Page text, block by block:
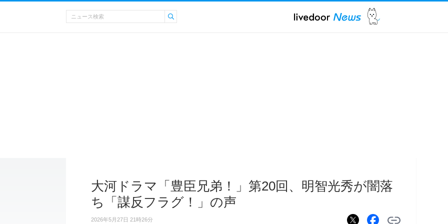
大河ドラマ「豊臣兄弟！」第20回、明智光秀が闇落
ち「謀反フラグ！」の声
2026年5月27日 21時26分